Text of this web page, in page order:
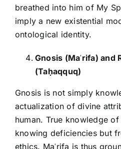
breathed into him of My
imply a new existential
ontological identity.
Gnosis (Maʿrifa) and
(Taḥaqquq)
Gnosis is not simply
actualization of divine
human. True knowledge
knowing deficiencies but
ethics. Maʿrifa is thus